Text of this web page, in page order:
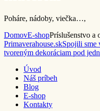
Poháre, nádoby, viečka…,
DomovE-shopPríslušenstvo a
Primaverahouse.skSpojili sme
tvoreným dekoráciam pod
Úvod
Náš príbeh
Blog
E-shop
Kontakty